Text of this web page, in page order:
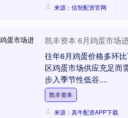
来源：信智配资官网
凯丰资本 6月鸡蛋市场
往年6月鸡蛋价格多环
区鸡蛋市场供应充足而
步入季节性低谷....
凯丰资本
来源：真牛配资APP下载